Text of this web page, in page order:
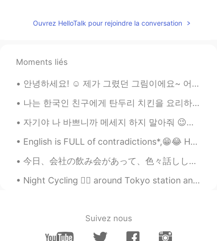
Ouvrez HelloTalk pour rejoindre la conversation
Moments liés
안녕하세요! ☺️ 제가 그렸던 그림이에요~ 어때요? 😇 이 한국어 글은 인스타그램에서 ‘@__on_geul__’이라는 분의 프로파일에서 봤습니다! 😊 그 동안 얼마나 힘든 ...
나는 한국인 친구에게 탄두리 치킨을 요리하라고 가르쳤다. 😁😉🤗🤤🍗 I teached my friend to cook tandoori chicken. Wow you d...
자기야 나 바쁘니까 메세지 하지 말아줘 😉😈🤗 Busy lol messages are like 뇌섹남😂😁😉🤭🤷🤦😈🤔🙄❤️💜💖 개소리 하면 차단 합니다 ㅋㅋㅋㅋ
English is FULL of contradictions*,😁😂 Here are some funny ones:😅🥰 *1) Found Missing* *2) Open...
今日、会社の飲み会があって、色々話ししてて、私の面接の時の話が出てきた😂（私の会社に皆が真面目だから、なんで私を選んでくれたってずっと考えてた😝) 社長に「面接の時に、アユシが面白いと思って、...
Night Cycling 🚴‍♂️ around Tokyo station and Ginza area. Initially plan was to run but heat took ...
Suivez nous